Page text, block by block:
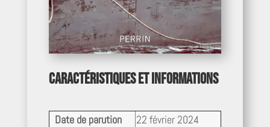
Caractéristiques et informations
Date de parution
22 février 2024